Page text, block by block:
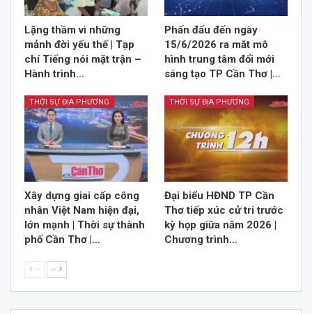
Lặng thầm vì những
mảnh đời yếu thế | Tạp
chí Tiếng nói mặt trận –
Hành trình…
Phấn đấu đến ngày
15/6/2026 ra mắt mô
hình trung tâm đổi mới
sáng tạo TP Cần Thơ |…
THỜI SỰ ĐỊA PHƯƠNG
Xây dựng giai cấp công
nhân Việt Nam hiện đại,
lớn mạnh | Thời sự thành
phố Cần Thơ |…
THỜI SỰ ĐỊA PHƯƠNG
Đại biểu HĐND TP Cần
Thơ tiếp xúc cử tri trước
kỳ họp giữa năm 2026 |
Chương trình…
-- --